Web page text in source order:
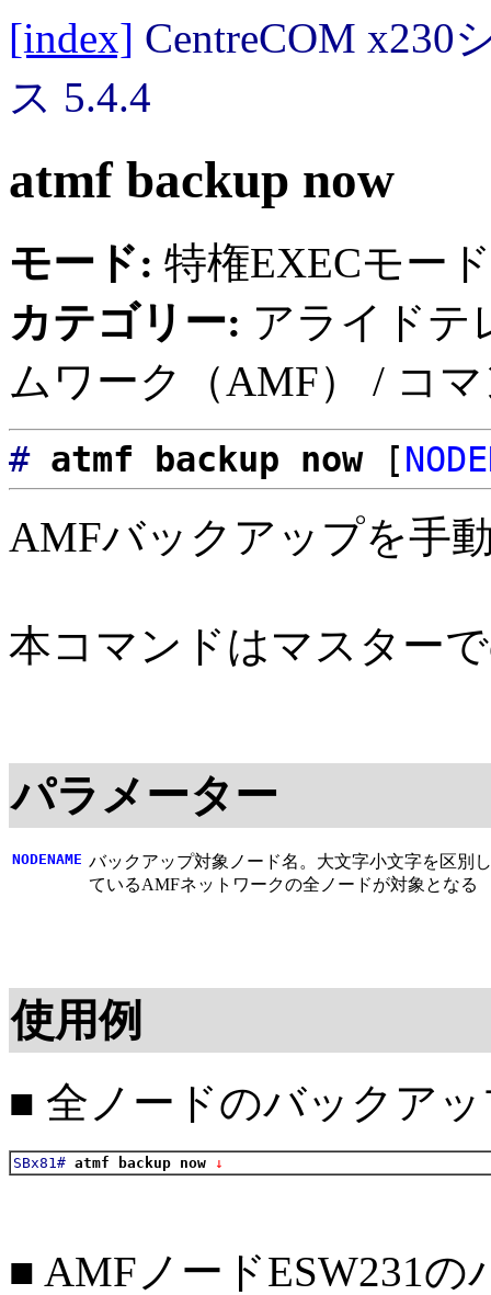
[index] CentreCOM x230
ス 5.4.4
atmf backup now
モード: 特権EXECモード
カテゴリー: アライドテ
ムワーク（AMF） / コ
# atmf backup now [
AMFバックアップを手
本コマンドはマスター
パラメーター
NODENAME バックアップ対象ノード名。大文字小文字を区別
ているAMFネットワークの全ノードが対象となる
使用例
■ 全ノードのバックア
SBx81# atmf backup now ↓
■ AMFノードESW231